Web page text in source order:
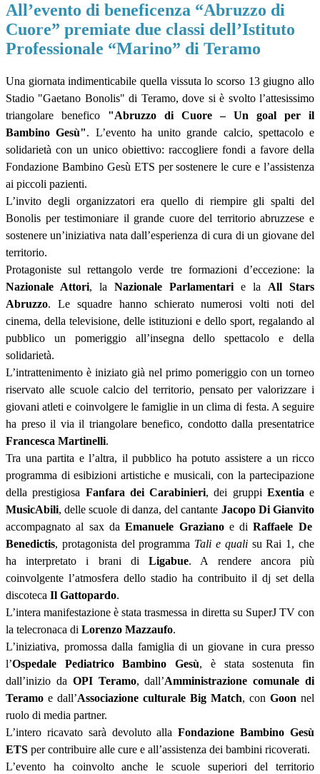
All’evento di beneficenza “Abruzzo di
Cuore” premiate due classi dell’Istituto
Professionale “Marino” di Teramo
Una giornata indimenticabile quella vissuta lo scorso 13 giugno allo
Stadio "Gaetano Bonolis" di Teramo, dove si è svolto l’attesissimo
triangolare benefico "Abruzzo di Cuore – Un goal per il
Bambino Gesù". L’evento ha unito grande calcio, spettacolo e
solidarietà con un unico obiettivo: raccogliere fondi a favore della
Fondazione Bambino Gesù ETS per sostenere le cure e l’assistenza
ai piccoli pazienti.
L’invito degli organizzatori era quello di riempire gli spalti del
Bonolis per testimoniare il grande cuore del territorio abruzzese e
sostenere un’iniziativa nata dall’esperienza di cura di un giovane del
territorio.
Protagoniste sul rettangolo verde tre formazioni d’eccezione: la
Nazionale Attori, la Nazionale Parlamentari e la All Stars
Abruzzo. Le squadre hanno schierato numerosi volti noti del
cinema, della televisione, delle istituzioni e dello sport, regalando al
pubblico un pomeriggio all’insegna dello spettacolo e della
solidarietà.
L’intrattenimento è iniziato già nel primo pomeriggio con un torneo
riservato alle scuole calcio del territorio, pensato per valorizzare i
giovani atleti e coinvolgere le famiglie in un clima di festa. A seguire
ha preso il via il triangolare benefico, condotto dalla presentatrice
Francesca Martinelli.
Tra una partita e l’altra, il pubblico ha potuto assistere a un ricco
programma di esibizioni artistiche e musicali, con la partecipazione
della prestigiosa Fanfara dei Carabinieri, dei gruppi Exentia e
MusicAbili, delle scuole di danza, del cantante Jacopo Di Gianvito
accompagnato al sax daEmanuele Grazianoe diRaffaele De
Benedictis, protagonista del programma Tali e qualisu Rai 1, che
ha interpretato i brani diLigabue. A rendere ancora più
coinvolgente l’atmosfera dello stadio ha contribuito il dj set della
discoteca Il Gattopardo.
L’intera manifestazione è stata trasmessa in diretta su SuperJTV con
la telecronaca di Lorenzo Mazzaufo.
L’iniziativa, promossa dalla famiglia di un giovane in cura presso
l’Ospedale Pediatrico Bambino Gesù, è stata sostenuta fin
dall’inizio da OPI Teramo,dall’Amministrazione comunale di
Teramo e dall’Associazione culturale Big Match, con Goon nel
ruolo di media partner.
L’intero ricavato sarà devoluto allaFondazione Bambino Gesù
ETS per contribuire alle cure e all’assistenza dei bambini ricoverati.
L’evento ha coinvolto anche le scuole superiori del territorio